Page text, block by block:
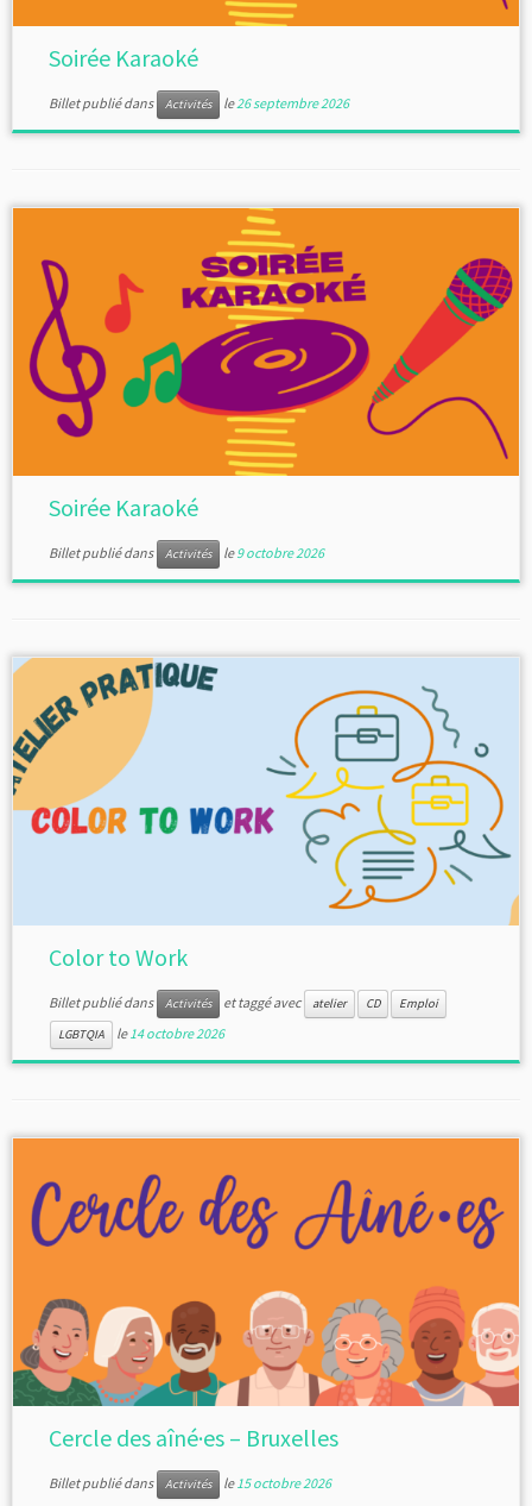
Soirée Karaoké
Billet publié dans Activités le26 septembre 2026
Soirée Karaoké
Billet publié dans Activités le9 octobre 2026
Color to Work
Billet publié dans Activités et taggé avec atelier CD
Emploi
LGBTQIA
le 14 octobre 2026
Cercle des aîné·es – Bruxelles
Billet publié dans Activités le 15 octobre 2026